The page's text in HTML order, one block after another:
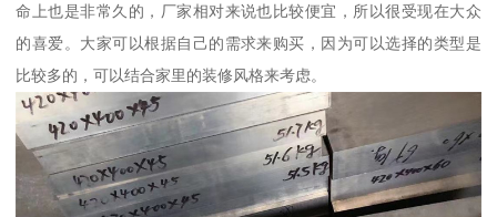
命上也是非常久的，厂家相对来说也比较便宜，所以很受现在大众
的喜爱。大家可以根据自己的需求来购买，因为可以选择的类型是
比较多的，可以结合家里的装修风格来考虑。